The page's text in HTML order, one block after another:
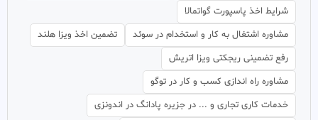
شرایط اخذ پاسپورت گواتمالا
مشاوره اشتغال به کار و استخدام در سوئد
تضمین اخذ ویزا هلند
رفع تضمینی ریجکتی ویزا اتریش
مشاوره راه اندازی کسب و کار در توگو
خدمات کاری تجاری و ... در جزیره پادانگ در اندونزی